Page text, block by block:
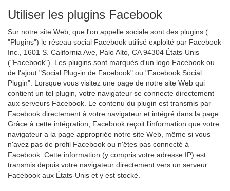
Utiliser les plugins Facebook
Sur notre site Web, que l'on appelle sociale sont des plugins (
"Plugins") le réseau social Facebook utilisé exploité par Facebook
Inc., 1601 S. California Ave, Palo Alto, CA 94304 États-Unis
("Facebook"). Les plugins sont marqués d'un logo Facebook ou
de l'ajout "Social Plug-in de Facebook" ou "Facebook Social
Plugin". Lorsque vous visitez une page de notre site Web qui
contient un tel plugin, votre navigateur se connecte directement
aux serveurs Facebook. Le contenu du plugin est transmis par
Facebook directement à votre navigateur et intégré dans la page.
Grâce à cette intégration, Facebook reçoit l'information que votre
navigateur a la page appropriée notre site Web, même si vous
n'avez pas de profil Facebook ou n'êtes pas connecté à
Facebook. Cette information (y compris votre adresse IP) est
transmis depuis votre navigateur directement vers un serveur
Facebook aux États-Unis et y est stocké.